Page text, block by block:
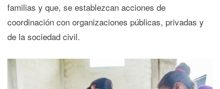
familias y que, se establezcan acciones de
coordinación con organizaciones públicas, privadas y
de la sociedad civil.